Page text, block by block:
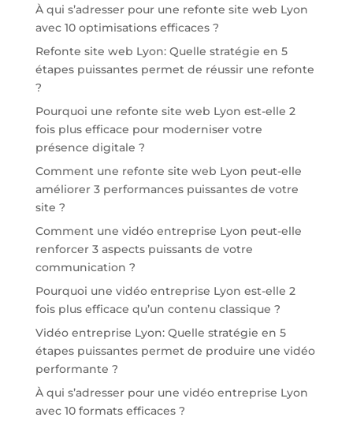
À qui s’adresser pour une refonte site web Lyon
avec 10 optimisations efficaces ?
Refonte site web Lyon: Quelle stratégie en 5
étapes puissantes permet de réussir une refonte
?
Pourquoi une refonte site web Lyon est-elle 2
fois plus efficace pour moderniser votre
présence digitale ?
Comment une refonte site web Lyon peut-elle
améliorer 3 performances puissantes de votre
site ?
Comment une vidéo entreprise Lyon peut-elle
renforcer 3 aspects puissants de votre
communication ?
Pourquoi une vidéo entreprise Lyon est-elle 2
fois plus efficace qu’un contenu classique ?
Vidéo entreprise Lyon: Quelle stratégie en 5
étapes puissantes permet de produire une vidéo
performante ?
À qui s’adresser pour une vidéo entreprise Lyon
avec 10 formats efficaces ?